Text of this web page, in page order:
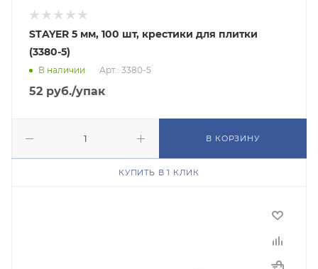
STAYER 5 мм, 100 шт, крестики для плитки
(3380-5)
В наличии Арт.: 3380-5
52 руб./упак
В КОРЗИНУ
КУПИТЬ В 1 КЛИК